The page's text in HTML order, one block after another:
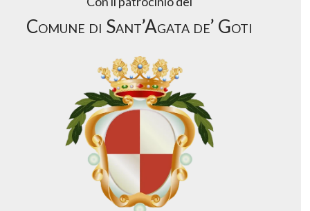
Comune di Sant’Agata de’ Goti